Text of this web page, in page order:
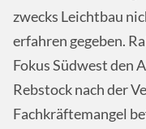
zwecks Leichtbau
erfahren gegeben.
Fokus Südwest den
Rebstock nach der
Fachkräftemangel